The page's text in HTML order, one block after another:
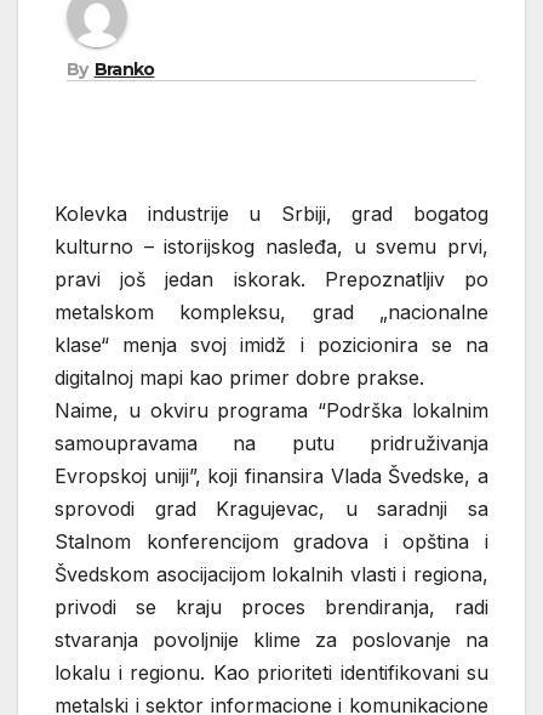
By Branko
Kolevka industrije u Srbiji, grad bogatog
kulturno – istorijskog nasleđa, u svemu prvi,
pravi još jedan iskorak. Prepoznatljiv po
metalskom kompleksu, grad „nacionalne
klase“ menja svoj imidž i pozicionira se na
digitalnoj mapi kao primer dobre prakse.
Naime, u okviru programa “Podrška lokalnim
samoupravama na putu pridruživanja
Evropskoj uniji”, koji finansira Vlada Švedske, a
sprovodi grad Kragujevac, u saradnji sa
Stalnom konferencijom gradova i opština i
Švedskom asocijacijom lokalnih vlasti i regiona,
privodi se kraju proces brendiranja, radi
stvaranja povoljnije klime za poslovanje na
lokalu i regionu. Kao prioriteti identifikovani su
metalski i sektor informacione i komunikacione